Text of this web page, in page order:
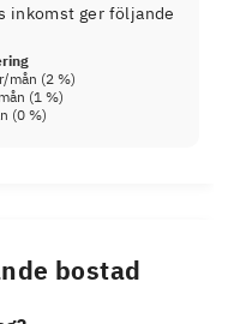
inkomst ger följande
/mån (2 %)
(1 %)
(0 %)
bostad